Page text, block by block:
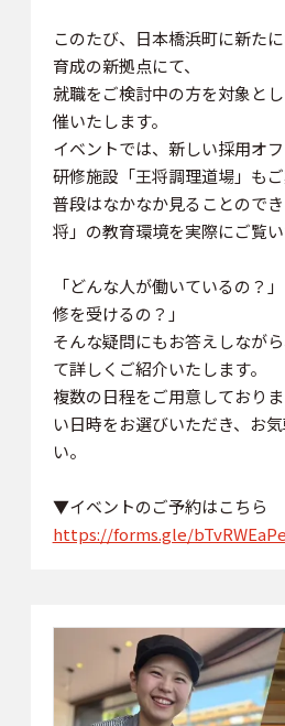
このたび、日本橋浜町に新た
育成の新拠点にて、
就職をご検討中の方を対象と
催いたします。
イベントでは、新しい採用オフ
研修施設「王将調理道場」もご
普段はなかなか見ることので
将」の教育環境を実際にご覧い
「どんな人が働いているの？
修を受けるの？」
そんな疑問にもお答えしなが
て詳しくご紹介いたします。
複数の日程をご用意しており
い日時をお選びいただき、お
い。
▼イベントのご予約はこちら
https://forms.gle/